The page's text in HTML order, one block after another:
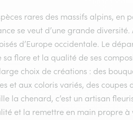
rares des massifs alpins, en
se veut d’une grande diversité.
d’Europe occidentale. Le
flore et la qualité de ses
choix de créations : des
et aux coloris variés, des coupes
la chenard, c’est un artisan
et la remettre en main propre à